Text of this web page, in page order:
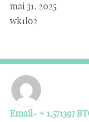
mai 31, 2025
wk1l02
Email- + 1,571397